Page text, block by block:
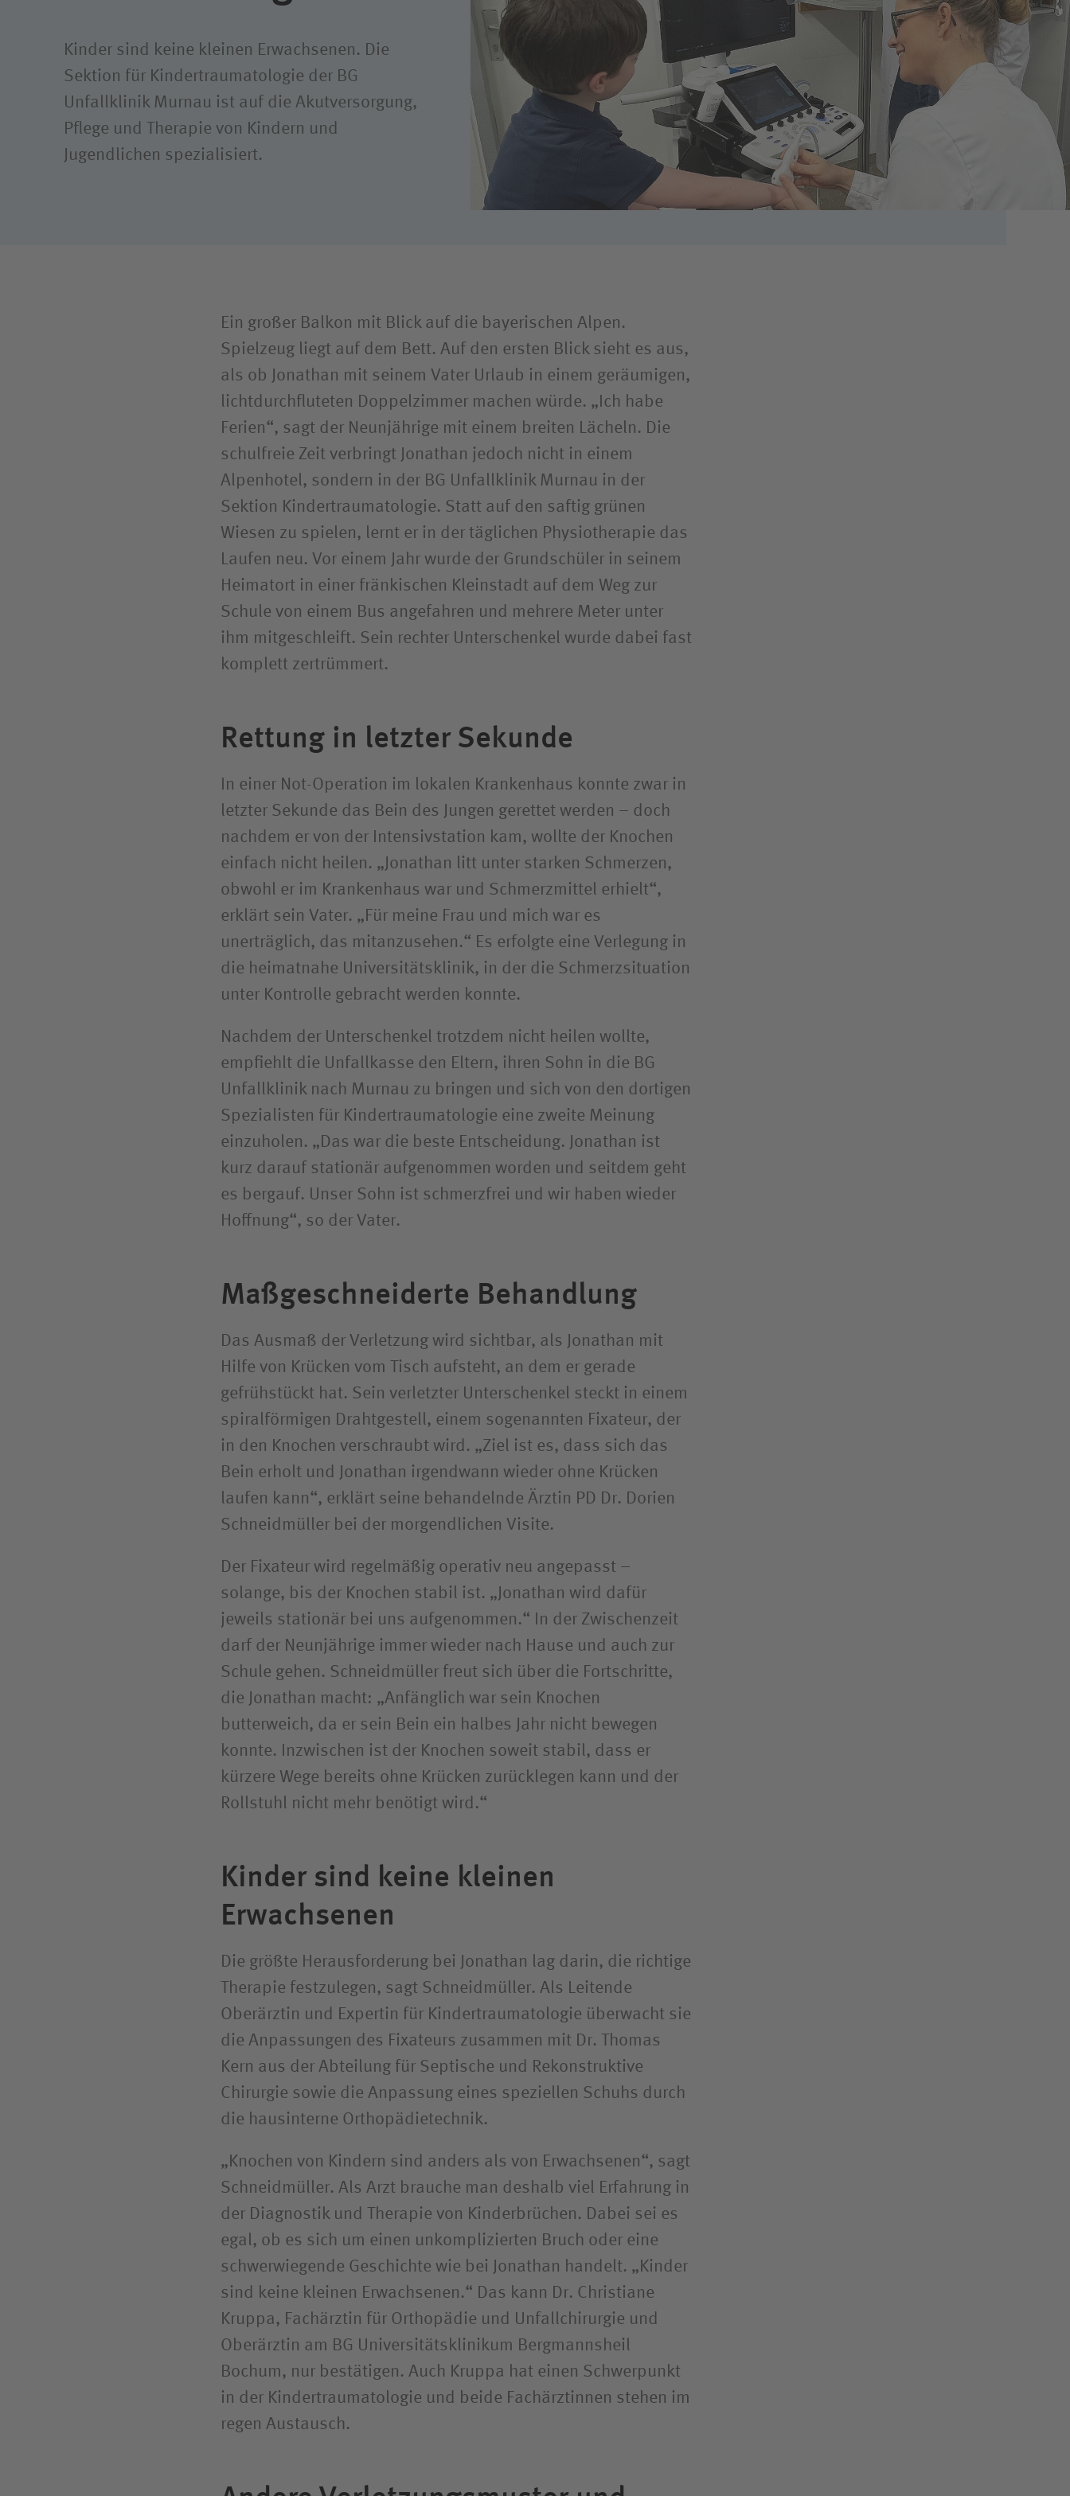
Forschung
Hygiene
Kinder sind keine kleinen Erwachsenen. Die
Sektion für Kindertraumatologie der BG
Unfallklinik Murnau ist auf die Akutversorgung,
Pflege und Therapie von Kindern und
Jugendlichen spezialisiert.
Ein großer Balkon mit Blick auf die bayerischen Alpen.
Spielzeug liegt auf dem Bett. Auf den ersten Blick sieht es aus,
als ob Jonathan mit seinem Vater Urlaub in einem geräumigen,
lichtdurchfluteten Doppelzimmer machen würde. „Ich habe
Ferien“, sagt der Neunjährige mit einem breiten Lächeln. Die
schulfreie Zeit verbringt Jonathan jedoch nicht in einem
Alpenhotel, sondern in der BG Unfallklinik Murnau in der
Sektion Kindertraumatologie. Statt auf den saftig grünen
Wiesen zu spielen, lernt er in der täglichen Physiotherapie das
Laufen neu. Vor einem Jahr wurde der Grundschüler in seinem
Heimatort in einer fränkischen Kleinstadt auf dem Weg zur
Schule von einem Bus angefahren und mehrere Meter unter
ihm mitgeschleift. Sein rechter Unterschenkel wurde dabei fast
komplett zertrümmert.
Rettung in letzter Sekunde
In einer Not-Operation im lokalen Krankenhaus konnte zwar in
letzter Sekunde das Bein des Jungen gerettet werden – doch
nachdem er von der Intensivstation kam, wollte der Knochen
einfach nicht heilen. „Jonathan litt unter starken Schmerzen,
obwohl er im Krankenhaus war und Schmerzmittel erhielt“,
erklärt sein Vater. „Für meine Frau und mich war es
unerträglich, das mitanzusehen.“ Es erfolgte eine Verlegung in
die heimatnahe Universitätsklinik, in der die Schmerzsituation
unter Kontrolle gebracht werden konnte.
Nachdem der Unterschenkel trotzdem nicht heilen wollte,
empfiehlt die Unfallkasse den Eltern, ihren Sohn in die BG
Unfallklinik nach Murnau zu bringen und sich von den dortigen
Spezialisten für Kindertraumatologie eine zweite Meinung
einzuholen. „Das war die beste Entscheidung. Jonathan ist
kurz darauf stationär aufgenommen worden und seitdem geht
es bergauf. Unser Sohn ist schmerzfrei und wir haben wieder
Hoffnung“, so der Vater.
Maßgeschneiderte Behandlung
Das Ausmaß der Verletzung wird sichtbar, als Jonathan mit
Hilfe von Krücken vom Tisch aufsteht, an dem er gerade
gefrühstückt hat. Sein verletzter Unterschenkel steckt in einem
spiralförmigen Drahtgestell, einem sogenannten Fixateur, der
in den Knochen verschraubt wird. „Ziel ist es, dass sich das
Bein erholt und Jonathan irgendwann wieder ohne Krücken
laufen kann“, erklärt seine behandelnde Ärztin PD Dr. Dorien
Schneidmüller bei der morgendlichen Visite.
Der Fixateur wird regelmäßig operativ neu angepasst –
solange, bis der Knochen stabil ist. „Jonathan wird dafür
jeweils stationär bei uns aufgenommen.“ In der Zwischenzeit
darf der Neunjährige immer wieder nach Hause und auch zur
Schule gehen. Schneidmüller freut sich über die Fortschritte,
die Jonathan macht: „Anfänglich war sein Knochen
butterweich, da er sein Bein ein halbes Jahr nicht bewegen
konnte. Inzwischen ist der Knochen soweit stabil, dass er
kürzere Wege bereits ohne Krücken zurücklegen kann und der
Rollstuhl nicht mehr benötigt wird.“
Kinder sind keine kleinen
Erwachsenen
Die größte Herausforderung bei Jonathan lag darin, die richtige
Therapie festzulegen, sagt Schneidmüller. Als Leitende
Oberärztin und Expertin für Kindertraumatologie überwacht sie
die Anpassungen des Fixateurs zusammen mit Dr. Thomas
Kern aus der Abteilung für Septische und Rekonstruktive
Chirurgie sowie die Anpassung eines speziellen Schuhs durch
die hausinterne Orthopädietechnik.
„Knochen von Kindern sind anders als von Erwachsenen“, sagt
Schneidmüller. Als Arzt brauche man deshalb viel Erfahrung in
der Diagnostik und Therapie von Kinderbrüchen. Dabei sei es
egal, ob es sich um einen unkomplizierten Bruch oder eine
schwerwiegende Geschichte wie bei Jonathan handelt. „Kinder
sind keine kleinen Erwachsenen.“ Das kann Dr. Christiane
Kruppa, Fachärztin für Orthopädie und Unfallchirurgie und
Oberärztin am BG Universitätsklinikum Bergmannsheil
Bochum, nur bestätigen. Auch Kruppa hat einen Schwerpunkt
in der Kindertraumatologie und beide Fachärztinnen stehen im
regen Austausch.